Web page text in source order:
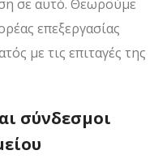
σε αυτό. Θεωρούμε
επεξεργασίας
με τις επιταγές της
σύνδεσμοι